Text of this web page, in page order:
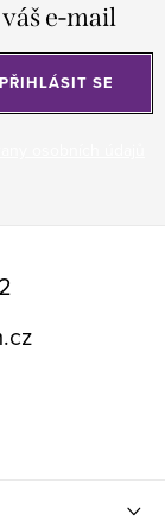
e-mail
PŘIHLÁSIT SE